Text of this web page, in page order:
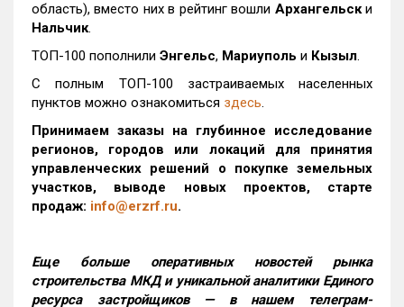
область), вместо них в рейтинг вошли Архангельски
Нальчик.
ТОП-100 пополнили Энгельс, Мариуполь и Кызыл.
С полным ТОП-100 застраиваемых населенных
пунктов можно ознакомиться здесь.
Принимаем заказы на глубинное исследование
регионов, городов или локаций для принятия
управленческих решений о покупке земельных
участков, выводе новых проектов, старте
продаж: info@erzrf.ru.
Еще больше оперативных новостей рынка
строительства МКД и уникальной аналитики Единого
ресурса застройщиков — в нашем телеграм-